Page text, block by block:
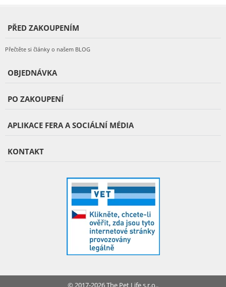
PŘED ZAKOUPENÍM
Přečtěte si články o našem BLOG
OBJEDNÁVKA
PO ZAKOUPENÍ
APLIKACE FERA A SOCIÁLNÍ MÉDIA
KONTAKT
© 2017-2026 The Pet Life s.r.o..